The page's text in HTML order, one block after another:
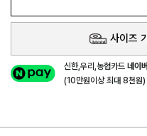
사이즈
신한,우리,농협카드네이
(10만원이상 최대 8천